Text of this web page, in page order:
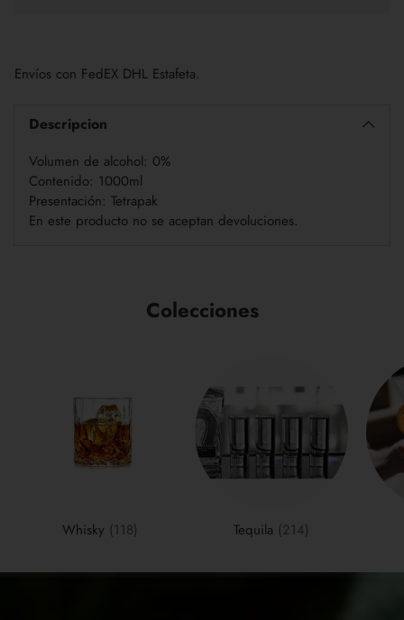
un
producto
Envíos con FedEX DHL Estafeta.
Descripcion
Volumen de alcohol: 0%
Contenido: 1000ml
Presentación: Tetrapak
En este producto no se aceptan devoluciones.
Colecciones
Whisky (118) Tequila (214)